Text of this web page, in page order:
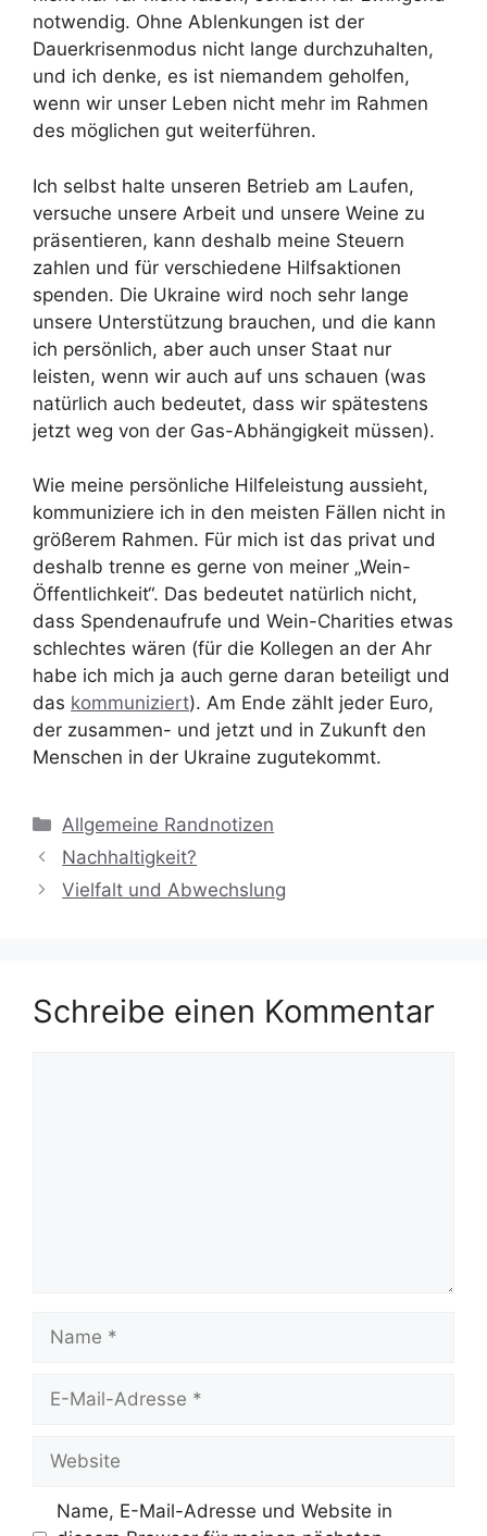
notwendig. Ohne Ablenkungen ist der
Dauerkrisenmodus nicht lange durchzuhalten,
und ich denke, es ist niemandem geholfen,
wenn wir unser Leben nicht mehr im Rahmen
des möglichen gut weiterführen.
Ich selbst halte unseren Betrieb am Laufen,
versuche unsere Arbeit und unsere Weine zu
präsentieren, kann deshalb meine Steuern
zahlen und für verschiedene Hilfsaktionen
spenden. Die Ukraine wird noch sehr lange
unsere Unterstützung brauchen, und die kann
ich persönlich, aber auch unser Staat nur
leisten, wenn wir auch auf uns schauen (was
natürlich auch bedeutet, dass wir spätestens
jetzt weg von der Gas-Abhängigkeit müssen).
Wie meine persönliche Hilfeleistung aussieht,
kommuniziere ich in den meisten Fällen nicht in
größerem Rahmen. Für mich ist das privat und
deshalb trenne es gerne von meiner „Wein-
Öffentlichkeit“. Das bedeutet natürlich nicht,
dass Spendenaufrufe und Wein-Charities etwas
schlechtes wären (für die Kollegen an der Ahr
habe ich mich ja auch gerne daran beteiligt und
das kommuniziert). Am Ende zählt jeder Euro,
der zusammen- und jetzt und in Zukunft den
Menschen in der Ukraine zugutekommt.
Kategorien
Allgemeine Randnotizen
Nachhaltigkeit?
Vielfalt und Abwechslung
Schreibe einen Kommentar
Name
Website
Name, E-Mail-Adresse und Website in